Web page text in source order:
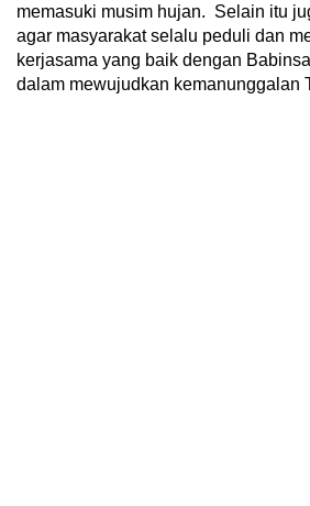
memasuki musim hujan. Selain itu
agar masyarakat selalu peduli dan
kerjasama yang baik dengan
dalam mewujudkan kemanunggalan